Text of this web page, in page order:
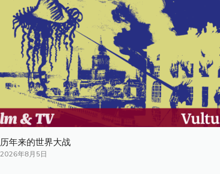
历年来的世界大战
2026年8月5日